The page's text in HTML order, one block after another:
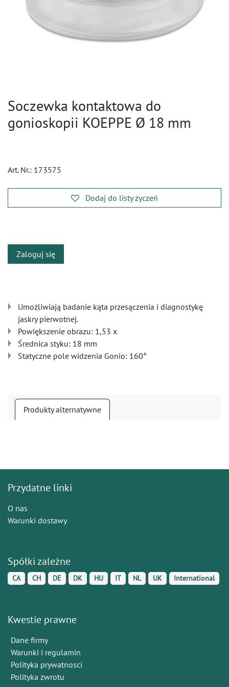
Soczewka kontaktowa do
gonioskopii KOEPPE Ø 18 mm
Art. Nr.: 173575
Dodaj do listy życzeń
Zaloguj się
Umożliwiają badanie kąta przesączenia i diagnostykę
jaskry pierwotnej.
Powiększenie obrazu: 1,53 x
Średnica styku: 18 mm
Statyczne pole widzenia Gonio: 160°
Produkty alternatywne
Przydatne linki
O nas
Warunki dostawy
Spółki zależne
CA CH DE DK HU IT NL UK International
Kwestie prawne
Dane firmy
Warunki i regulamin
Polityka prywatnosci
Polityka zwrotu